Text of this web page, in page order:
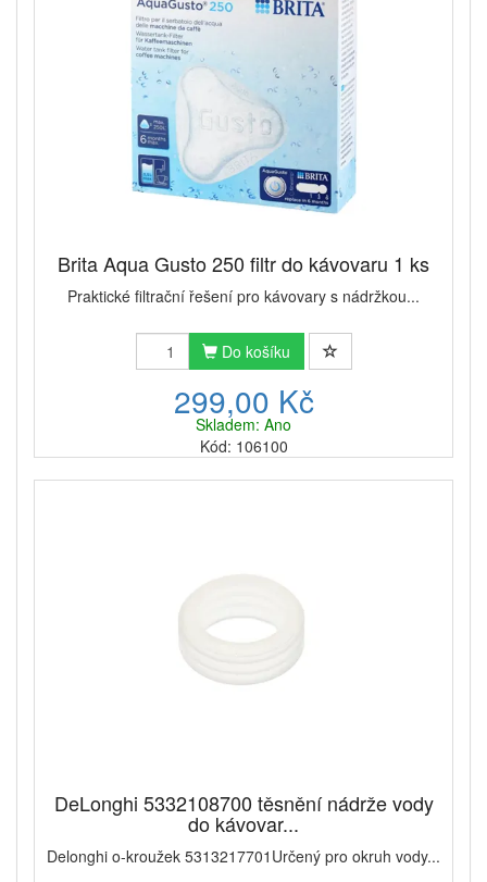
Brita Aqua Gusto 250 filtr do kávovaru 1 ks
Praktické filtrační řešení pro kávovary s nádržkou...
Do košíku
299,00 Kč
Skladem: Ano
Kód: 106100
DeLonghi 5332108700 těsnění nádrže vody
do kávovar...
Delonghi o-kroužek 5313217701Určený pro okruh vody...